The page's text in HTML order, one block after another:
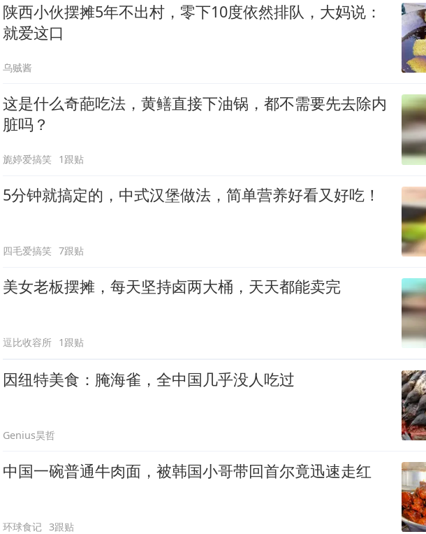
陕西小伙摆摊5年不出村，零下10度依然排队，大妈说：
就爱这口
乌贼酱
这是什么奇葩吃法，黄鳝直接下油锅，都不需要先去除内
脏吗？
旎婷爱搞笑 1跟贴
5分钟就搞定的，中式汉堡做法，简单营养好看又好吃！
四毛爱搞笑 7跟贴
美女老板摆摊，每天坚持卤两大桶，天天都能卖完
逗比收容所 1跟贴
因纽特美食：腌海雀，全中国几乎没人吃过
Genius昊哲
中国一碗普通牛肉面，被韩国小哥带回首尔竟迅速走红
环球食记 3跟贴